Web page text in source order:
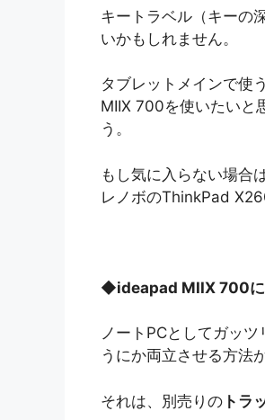
キートラベル（キーの
いかもしれません。
タブレットメインで使
MIIX 700を使いたいと
う。
もし気に入らない場合
レノボのThinkPad
◆ideapad MIIX 700に
ノートPCとしてガッ
うにか両立させる方法
それは、別売りの トラ